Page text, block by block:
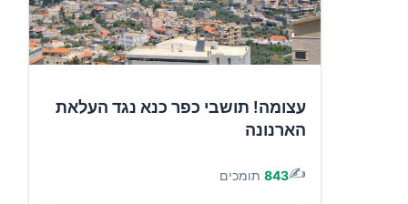
עצומה! תושבי כפר כנא נגד העלאת
הארנונה
✍️
843 תומכים